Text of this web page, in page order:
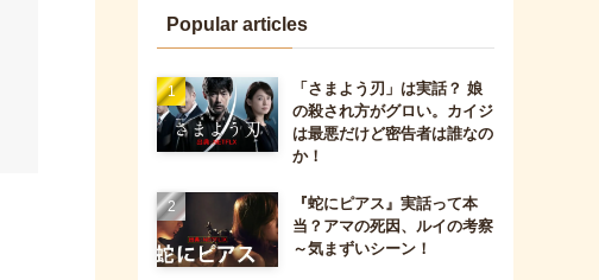
Popular articles
「さまよう刃」は実話？ 娘
の殺され方がグロい。カイジ
は最悪だけど密告者は誰なの
か！
『蛇にピアス』実話って本
当？アマの死因、ルイの考察
～気まずいシーン！